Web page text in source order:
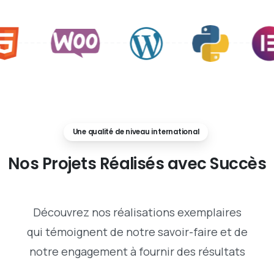
Une qualité de niveau international
Nos Projets RéalisésavecSuccès
Découvrez nos réalisations exemplaires
qui témoignent de notre savoir-faire et de
notre engagement à fournir des résultats